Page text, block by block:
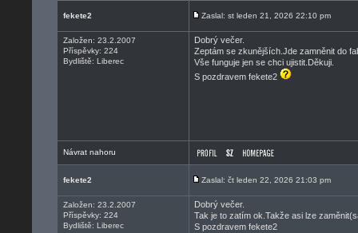
fekete2 Zaslal: st leden 21, 2026 22:10 pm
Založen: 23.2.2007
Příspěvky: 224
Bydliště: Liberec
Dobrý večer.
Zeptám se zkunějších.Jde zamněnit do
Vše funguje jen se chci ujistit.Děkuji.
S pozdravem fekete2
Návrat nahoru
fekete2 Zaslal: čt leden 22, 2026 21:03 pm
Založen: 23.2.2007
Příspěvky: 224
Bydliště: Liberec
Dobrý večer.
Tak je to zatím ok.Takže asi lze
S pozdravem fekete2